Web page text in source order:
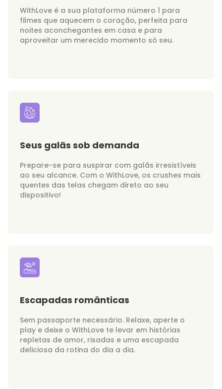
WithLove é a sua plataforma número 1 para
filmes que aquecem o coração, perfeita para
noites aconchegantes em casa e para
aproveitar um merecido momento só seu.
Seus galãs sob demanda
Prepare-se para suspirar com galãs irresistíveis
ao seu alcance. Com o WithLove, os crushes mais
quentes das telas chegam direto ao seu
dispositivo!
Escapadas românticas
Sem passaporte necessário. Relaxe, aperte o
play e deixe o WithLove te levar em histórias
repletas de amor, risadas e uma escapada
deliciosa da rotina do dia a dia.